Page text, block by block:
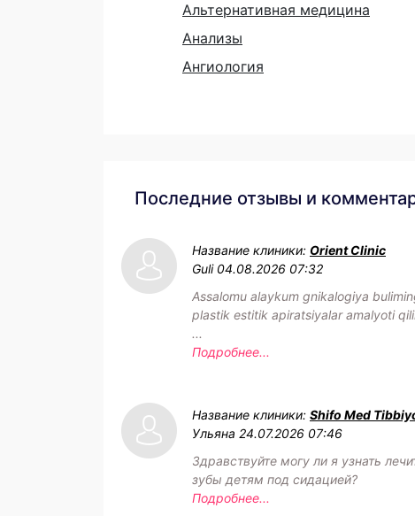
Альтернативная медицина
Анализы
Ангиология
Последние отзывы и
Название клиники: Orient Clinic
Guli 04.08.2026 07:32
Assalomu alaykum gnikalogiya
plastik estitik apiratsiyalar amalyoti
...
Подробнее...
Название клиники: Shifo Med
Ульяна 24.07.2026 07:46
Здравствуйте могу ли я узнать
зубы детям под сидацией?
Подробнее...